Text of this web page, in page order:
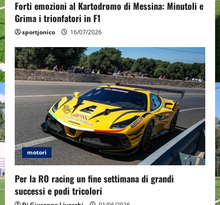
o
n
Forti emozioni al Kartodromo di Messina: Minutoli e
Grima i trionfatori in F1
sportjonico 16/07/2026
motori
Per la RO racing un fine settimana di grandi
successi e podi tricolori